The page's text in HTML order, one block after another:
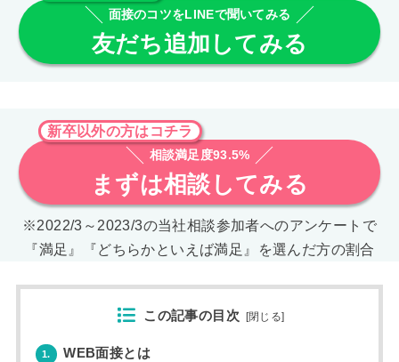
面接のコツをLINEで聞いてみる
友だち追加してみる
新卒以外の方はコチラ
相談満足度93.5%
まずは相談してみる
※2022/3～2023/3の当社相談参加者へのアンケートで
『満足』『どちらかといえば満足』を選んだ方の割合
この記事の目次 [閉じる]
1. WEB面接とは